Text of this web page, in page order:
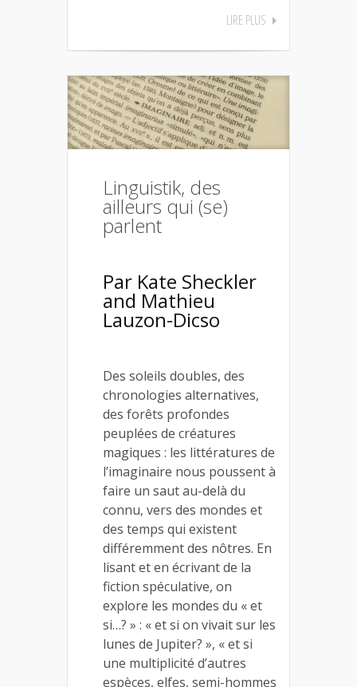
LIRE PLUS
Linguistik, des
ailleurs qui (se)
parlent
Par Kate Sheckler
and Mathieu
Lauzon-Dicso
Des soleils doubles, des
chronologies alternatives,
des forêts profondes
peuplées de créatures
magiques : les littératures de
l’imaginaire nous poussent à
faire un saut au-delà du
connu, vers des mondes et
des temps qui existent
différemment des nôtres. En
lisant et en écrivant de la
fiction spéculative, on
explore les mondes du « et
si…? » : « et si on vivait sur les
lunes de Jupiter? », « et si
une multiplicité d’autres
espèces, elfes, semi-hommes